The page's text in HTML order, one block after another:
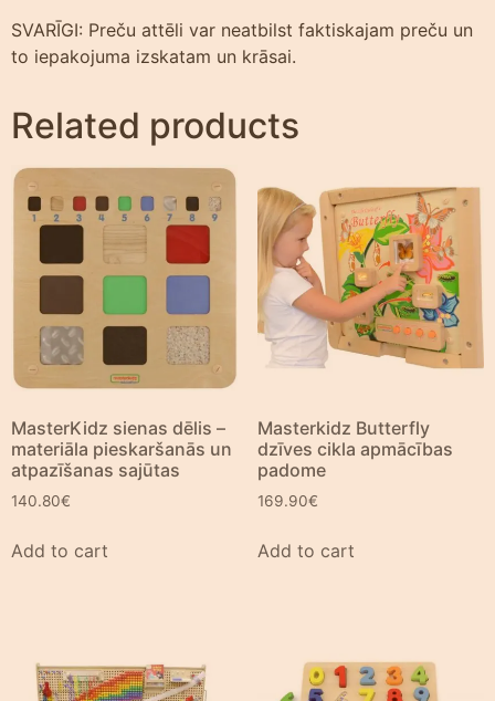
SVARĪGI: Preču attēli var neatbilst faktiskajam preču un
to iepakojuma izskatam un krāsai.
Related products
MasterKidz sienas dēlis –
materiāla pieskaršanās un
atpazīšanas sajūtas
140.80€
Add to cart
Masterkidz Butterfly
dzīves cikla apmācības
padome
169.90€
Add to cart